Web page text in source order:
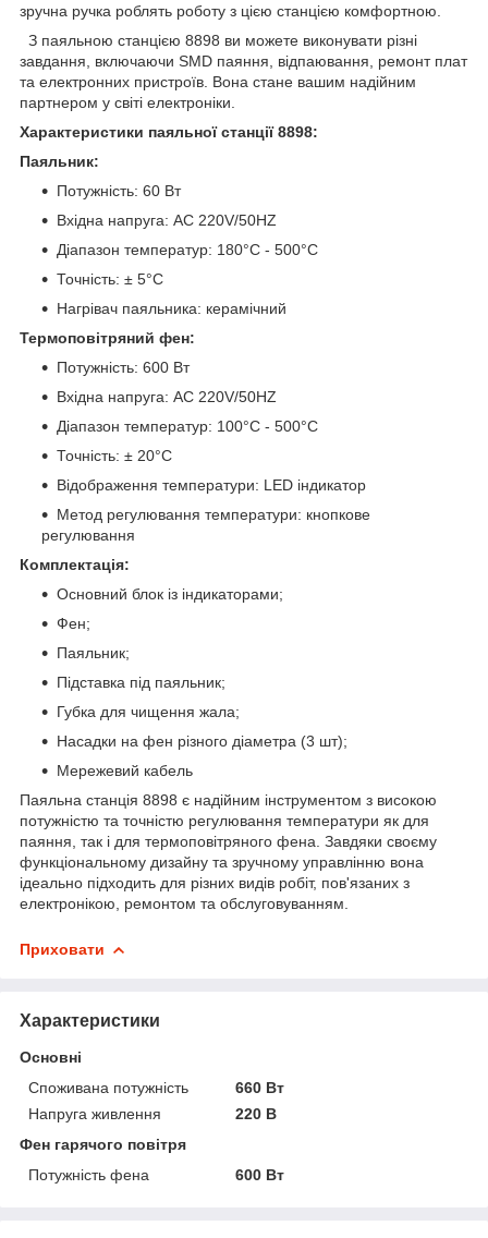
зручна ручка роблять роботу з цією станцією комфортною.
З паяльною станцією 8898 ви можете виконувати різні
завдання, включаючи SMD паяння, відпаювання, ремонт плат
та електронних пристроїв. Вона стане вашим надійним
партнером у світі електроніки.
Характеристики паяльної станції 8898:
Паяльник:
Потужність: 60 Вт
Вхідна напруга: AC 220V/50HZ
Діапазон температур: 180°C - 500°C
Точність: ± 5°C
Нагрівач паяльника: керамічний
Термоповітряний фен:
Потужність: 600 Вт
Вхідна напруга: AC 220V/50HZ
Діапазон температур: 100°C - 500°C
Точність: ± 20°C
Відображення температури: LED індикатор
Метод регулювання температури: кнопкове
регулювання
Комплектація:
Основний блок із індикаторами;
Фен;
Паяльник;
Підставка під паяльник;
Губка для чищення жала;
Насадки на фен різного діаметра (3 шт);
Мережевий кабель
Паяльна станція 8898 є надійним інструментом з високою
потужністю та точністю регулювання температури як для
паяння, так і для термоповітряного фена. Завдяки своєму
функціональному дизайну та зручному управлінню вона
ідеально підходить для різних видів робіт, пов'язаних з
електронікою, ремонтом та обслуговуванням.
Приховати
Характеристики
Основні
Споживана потужність
660 Вт
Напруга живлення
220 В
Фен гарячого повітря
Потужність фена
600 Вт